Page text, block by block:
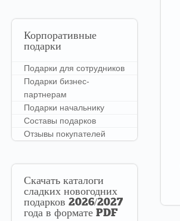
Корпоративные
подарки
Подарки для сотрудников
Подарки бизнес-
партнерам
Подарки начальнику
Составы подарков
Отзывы покупателей
Скачать каталоги
сладких новогодних
подарков 2026/2027
года в формате PDF